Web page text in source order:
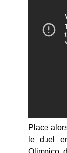
Place
le duel